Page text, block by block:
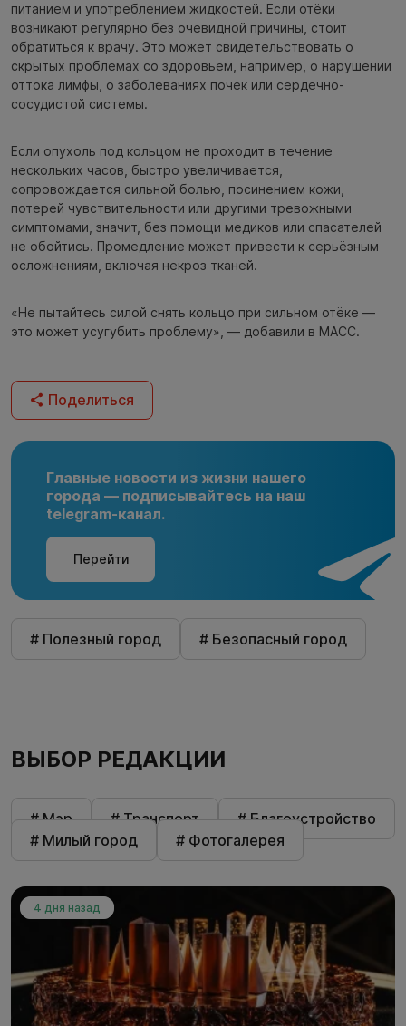
питанием и употреблением жидкостей. Если отёки
возникают регулярно без очевидной причины, стоит
обратиться к врачу. Это может свидетельствовать о
скрытых проблемах со здоровьем, например, о нарушении
оттока лимфы, о заболеваниях почек или сердечно-
сосудистой системы.
Если опухоль под кольцом не проходит в течение
нескольких часов, быстро увеличивается,
сопровождается сильной болью, посинением кожи,
потерей чувствительности или другими тревожными
симптомами, значит, без помощи медиков или спасателей
не обойтись. Промедление может привести к серьёзным
осложнениям, включая некроз тканей.
«Не пытайтесь силой снять кольцо при сильном отёке —
это может усугубить проблему», — добавили в МАСС.
Поделиться
Главные новости из жизни нашего
города — подписывайтесь на наш
telegram-канал.
Перейти
# Полезный город # Безопасный город
ВЫБОР РЕДАКЦИИ
# Мэр # Транспорт
# Благоустройство
# Милый город
# Фотогалерея
4 дня назад